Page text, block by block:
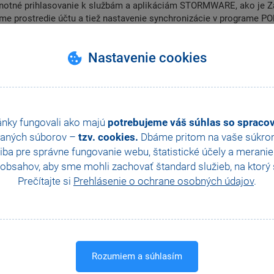
Nastavenie cookies
fungovali ako majú potrebujeme váš súhlas so
súborov – tzv. cookies. Dbáme pritom na vaše
pre správne fungovanie webu, štatistické účely a
aby sme mohli zachovať štandard služieb, na ktorý
Prečítajte si Prehlásenie o ochrane osobných údajov.
Rozumiem a súhlasím
prihlasovanie k službám a aplikáciám STORMWARE, ako je
prostredie účtu a tiež nastavenie synchronizácie v programe
zákazníkov, ktorí účet do mPohody alebo zákazníckeho
Ďalšie návody z tejto kategórie